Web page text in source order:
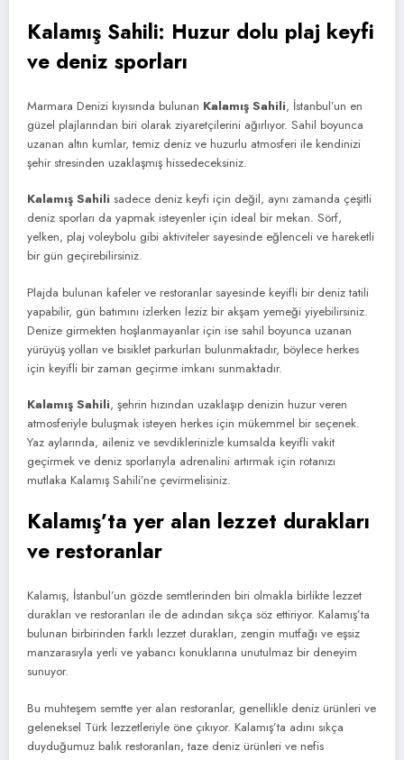
Kalamış Sahili: Huzur dolu plaj keyfi
ve deniz sporları
Marmara Denizi kıyısında bulunan Kalamış Sahili, İstanbul’un en
güzel plajlarından biri olarak ziyaretçilerini ağırlıyor. Sahil boyunca
uzanan altın kumlar, temiz deniz ve huzurlu atmosferi ile kendinizi
şehir stresinden uzaklaşmış hissedeceksiniz.
Kalamış Sahili sadece deniz keyfi için değil, aynı zamanda çeşitli
deniz sporları da yapmak isteyenler için ideal bir mekan. Sörf,
yelken, plaj voleybolu gibi aktiviteler sayesinde eğlenceli ve hareketli
bir gün geçirebilirsiniz.
Plajda bulunan kafeler ve restoranlar sayesinde keyifli bir deniz tatili
yapabilir, gün batımını izlerken leziz bir akşam yemeği yiyebilirsiniz.
Denize girmekten hoşlanmayanlar için ise sahil boyunca uzanan
yürüyüş yolları ve bisiklet parkurları bulunmaktadır, böylece herkes
için keyifli bir zaman geçirme imkanı sunmaktadır.
Kalamış Sahili, şehrin hızından uzaklaşıp denizin huzur veren
atmosferiyle buluşmak isteyen herkes için mükemmel bir seçenek.
Yaz aylarında, aileniz ve sevdiklerinizle kumsalda keyifli vakit
geçirmek ve deniz sporlarıyla adrenalini artırmak için rotanızı
mutlaka Kalamış Sahili’ne çevirmelisiniz.
Kalamış’ta yer alan lezzet durakları
ve restoranlar
Kalamış, İstanbul’un gözde semtlerinden biri olmakla birlikte lezzet
durakları ve restoranları ile de adından sıkça söz ettiriyor. Kalamış’ta
bulunan birbirinden farklı lezzet durakları, zengin mutfağı ve eşsiz
manzarasıyla yerli ve yabancı konuklarına unutulmaz bir deneyim
sunuyor.
Bu muhteşem semtte yer alan restoranlar, genellikle deniz ürünleri ve
geleneksel Türk lezzetleriyle öne çıkıyor. Kalamış’ta adını sıkça
duyduğumuz balık restoranları, taze deniz ürünleri ve nefis